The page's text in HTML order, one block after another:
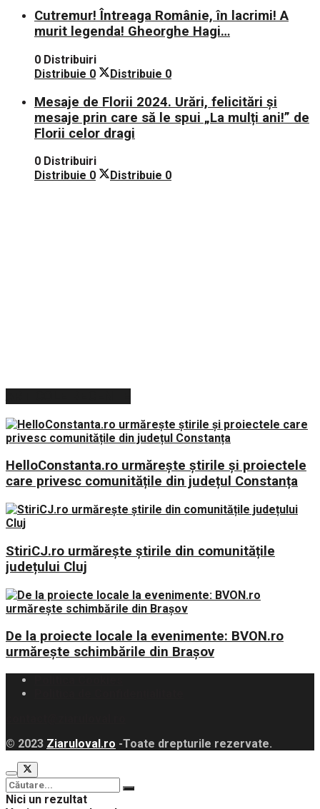
Cutremur! Întreaga Românie, în lacrimi! A
murit legenda! Gheorghe Hagi…
0 Distribuiri
Distribuie 0 Distribuie 0
Mesaje de Florii 2024. Urări, felicitări și
mesaje prin care să le spui „La mulți ani!” de
Florii celor dragi
0 Distribuiri
Distribuie 0 Distribuie 0
HelloConstanta.ro urmărește știrile și proiectele
care privesc comunitățile din județul Constanța
StiriCJ.ro urmărește știrile din comunitățile
județului Cluj
De la proiecte locale la evenimente: BVON.ro
urmărește schimbările din Brașov
© 2023 Ziaruloval.ro -Toate drepturile rezervate.
Nici un rezultat